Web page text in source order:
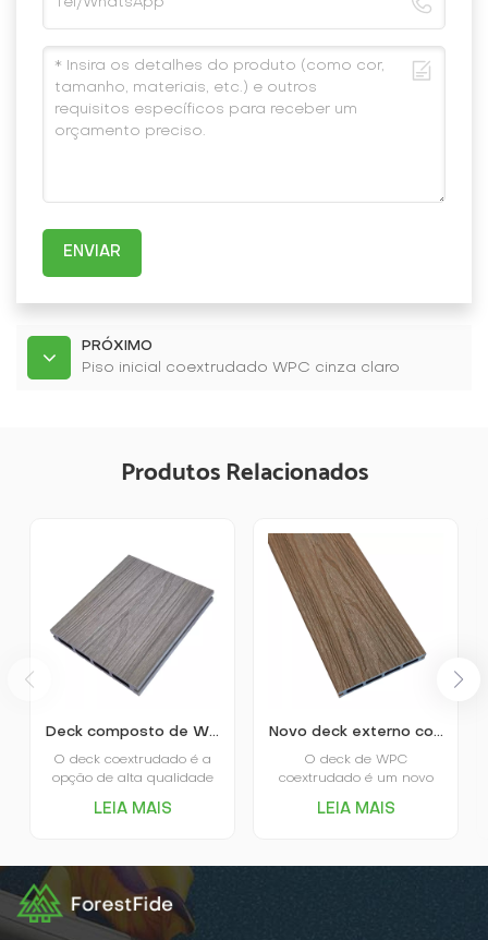
ENVIAR
PRÓXIMO
Piso inicial coextrudado WPC cinza claro
Produtos Relacionados
Deck composto de WPC coextrudado e pultrudado
O deck coextrudado é a
opção de alta qualidade
deck coextrudado é
daí o nome.O principal
diferencial do deck
revestido é o alto
desempenho em absorção
LEIA MAIS
Novo deck externo composto coextrudado WPC com seção quadrada oca.
O deck de WPC
coextrudado é um novo
durável e ecológico, que
LEIA MAIS